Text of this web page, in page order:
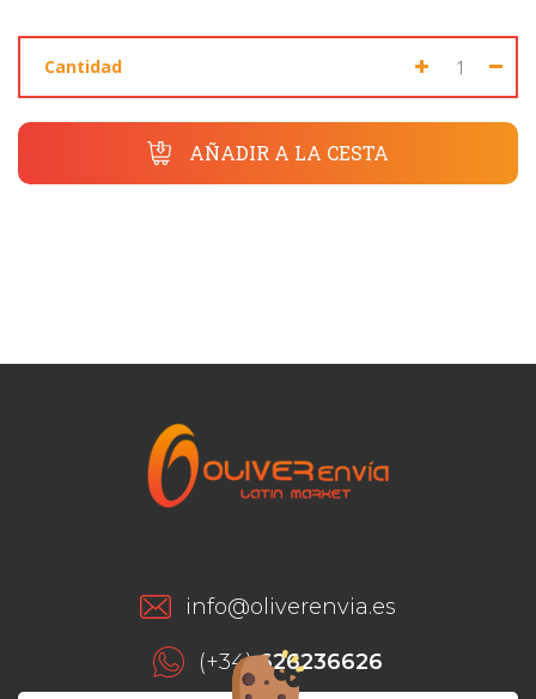
Cantidad
AÑADIR A LA CESTA
info@oliverenvia.es
(+34)626236626